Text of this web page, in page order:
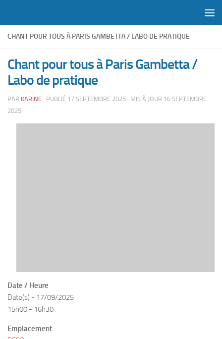
CHANT POUR TOUS À PARIS GAMBETTA / LABO DE PRATIQUE
Chant pour tous à Paris Gambetta /
Labo de pratique
PAR KARINE · PUBLIÉ 17 SEPTEMBRE 2025 · MIS À JOUR 16 SEPTEMBRE
2025
Date / Heure
Date(s) - 17/09/2025
15h00 - 16h30
Emplacement